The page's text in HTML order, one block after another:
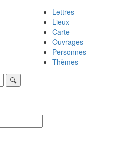
Lettres
Lieux
Carte
Ouvrages
Personnes
Thèmes